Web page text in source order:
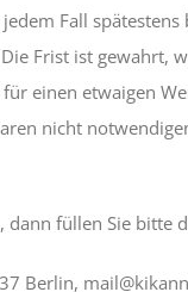
Fall
Frist ist gewahrt,
für einen etwaigen
nicht
füllen Sie bitte
Berlin,